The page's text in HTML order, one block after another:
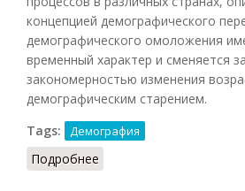
концепцией демографического
демографического омоложения
временный характер и сменяется
закономерностью изменения
демографическим старением.
Tags:
Демография
Подробнее